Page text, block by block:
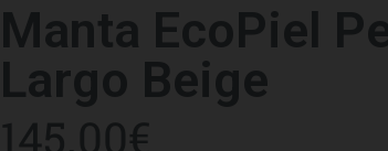
Manta EcoPiel
Largo Beige
145.00€